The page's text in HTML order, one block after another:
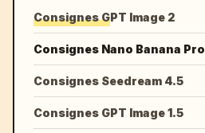
Consignes GPT Image 2
Consignes Nano Banana Pro
Consignes Seedream 4.5
Consignes GPT Image 1.5